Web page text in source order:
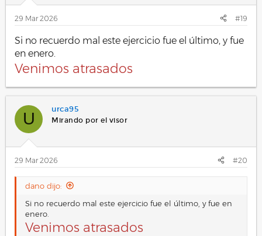
e
s
:
29 Mar 2026 #19
Si no recuerdo mal este ejercicio fue el último, y fue
en enero.
Venimos atrasados
U
urca95
Mirando por el visor
29 Mar 2026 #20
dano dijo:
Si no recuerdo mal este ejercicio fue el último, y fue en
enero.
Venimos atrasados